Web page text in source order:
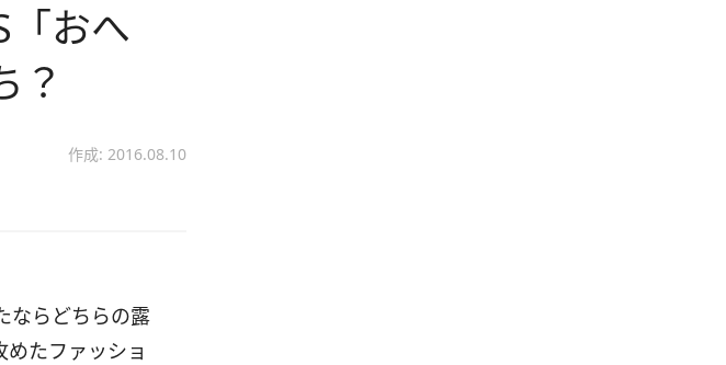
おへ
？
作成: 2016.08.10
ならどちらの露
たファッショ